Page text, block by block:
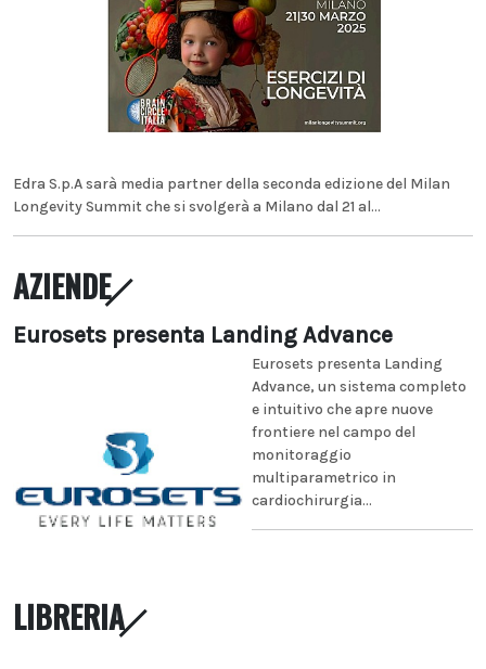
Edra S.p.A sarà media partner della seconda edizione del Milan
Longevity Summit che si svolgerà a Milano dal 21 al...
AZIENDE
Eurosets presenta Landing Advance
Eurosets presenta Landing
Advance, un sistema completo
e intuitivo che apre nuove
frontiere nel campo del
monitoraggio
multiparametrico in
cardiochirurgia...
LIBRERIA